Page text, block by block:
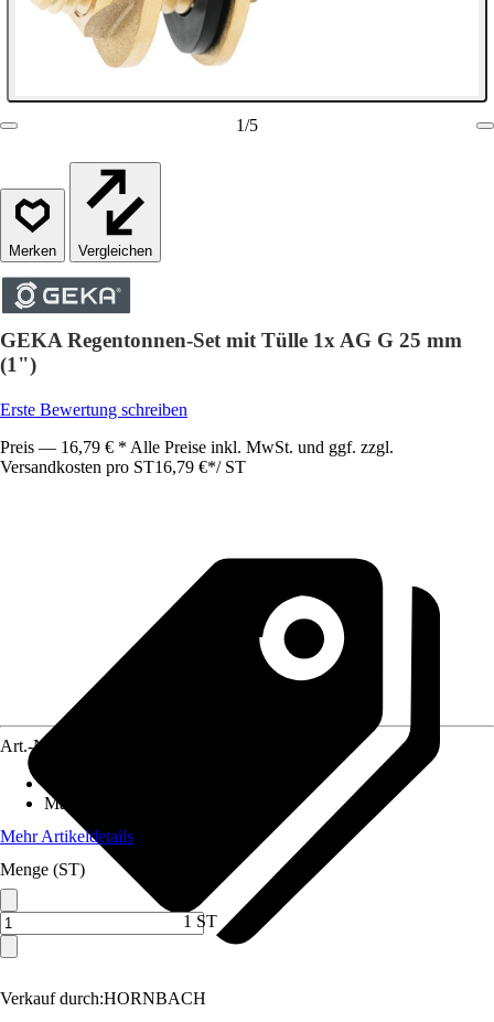
1/5
Vergleichen
GEKA Regentonnen-Set mit Tülle 1x AG G 25 mm
(1")
Erste Bewertung schreiben
Preis — 16,79 € * Alle Preise inkl. MwSt. und ggf. zzgl.
Versandkosten pro ST16,79 €*/ ST
Verkauf durch:HORNBACH
Art.-Nr.
Material
Mehr Artikeldetails
Menge (ST)
1 ST